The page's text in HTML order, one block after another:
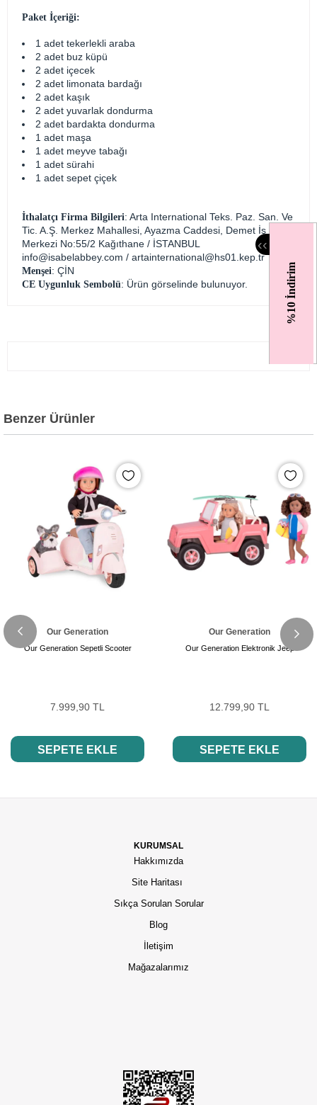
%10 İndirim
‹‹
Paket İçeriği:
1 adet tekerlekli araba
2 adet buz küpü
2 adet içecek
2 adet limonata bardağı
2 adet kaşık
2 adet yuvarlak dondurma
2 adet bardakta dondurma
1 adet maşa
1 adet meyve tabağı
1 adet sürahi
1 adet sepet çiçek
İthalatçı Firma Bilgileri: Arta International Teks. Paz. San. Ve
Tic. A.Ş. Merkez Mahallesi, Ayazma Caddesi, Demet İş
Merkezi No:55/2 Kağıthane / İSTANBUL
info@isabelabbey.com / artainternational@hs01.kep.tr
Menşei: ÇİN
CE Uygunluk Sembolü: Ürün görselinde bulunuyor.
Benzer Ürünler
Our Generation
Our Generation Sepetli Scooter
7.999,90 TL
SEPETE EKLE
Our Generation
Our Generation Elektronik Jeep
12.799,90 TL
SEPETE EKLE
KURUMSAL
Hakkımızda
Site Haritası
Sıkça Sorulan Sorular
Blog
İletişim
Mağazalarımız